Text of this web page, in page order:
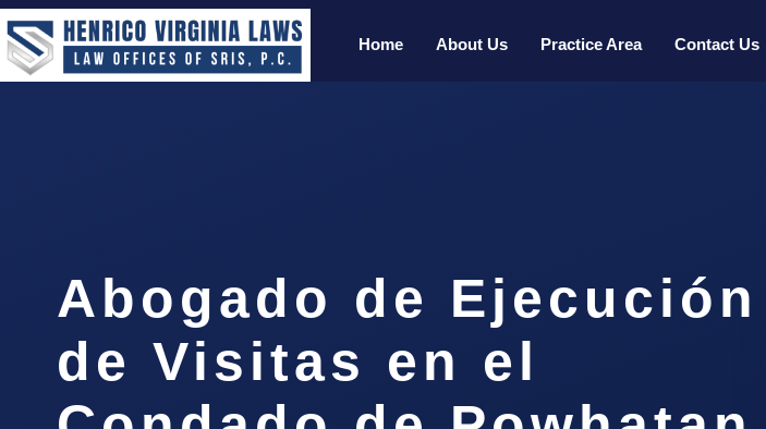
Home About Us Practice Area Contact Us
Abogado de Ejecución
de Visitas en el